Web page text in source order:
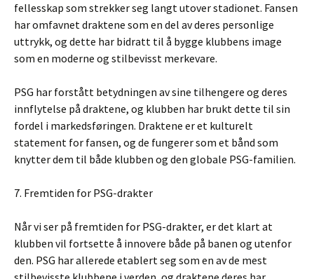
fellesskap som strekker seg langt utover stadionet. Fansen
har omfavnet draktene som en del av deres personlige
uttrykk, og dette har bidratt til å bygge klubbens image
som en moderne og stilbevisst merkevare.
PSG har forstått betydningen av sine tilhengere og deres
innflytelse på draktene, og klubben har brukt dette til sin
fordel i markedsføringen. Draktene er et kulturelt
statement for fansen, og de fungerer som et bånd som
knytter dem til både klubben og den globale PSG-familien.
7. Fremtiden for PSG-drakter
Når vi ser på fremtiden for PSG-drakter, er det klart at
klubben vil fortsette å innovere både på banen og utenfor
den. PSG har allerede etablert seg som en av de mest